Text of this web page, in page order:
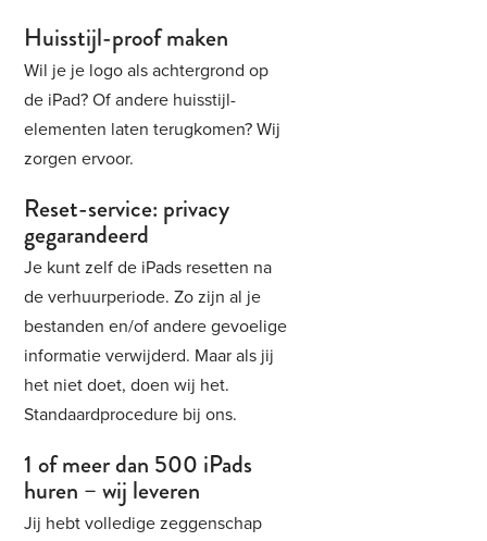
Huisstijl-proof maken
Wil je je logo als achtergrond op
de iPad? Of andere huisstijl-
elementen laten terugkomen? Wij
zorgen ervoor.
Reset-service: privacy
gegarandeerd
Je kunt zelf de iPads resetten na
de verhuurperiode. Zo zijn al je
bestanden en/of andere gevoelige
informatie verwijderd. Maar als jij
het niet doet, doen wij het.
Standaardprocedure bij ons.
1 of meer dan 500 iPads
huren – wij leveren
Jij hebt volledige zeggenschap